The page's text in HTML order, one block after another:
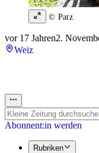
© Patz
vor 17 Jahren2.
Weiz
Abonnent:in werden
Rubriken